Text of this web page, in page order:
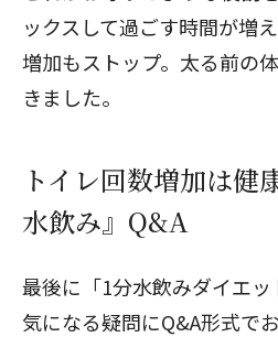
ックスして過ごす時間が増
増加もストップ。太る前の
きました。
トイレ回数増加は健
水飲み』Q&A
最後に「1分水飲みダイエッ
気になる疑問にQ&A形式で
閉じる